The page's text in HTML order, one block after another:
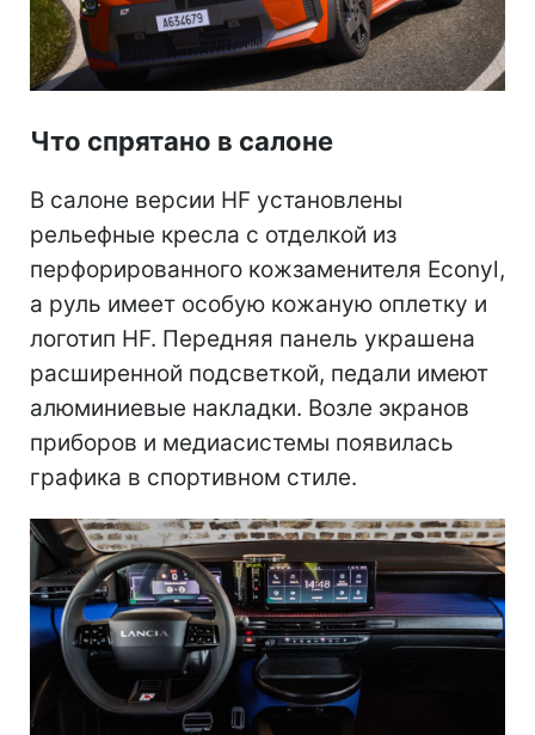
Что спрятано в салоне
В салоне версии HF установлены
рельефные кресла с отделкой из
перфорированного кожзаменителя Econyl,
а руль имеет особую кожаную оплетку и
логотип HF. Передняя панель украшена
расширенной подсветкой, педали имеют
алюминиевые накладки. Возле экранов
приборов и медиасистемы появилась
графика в спортивном стиле.